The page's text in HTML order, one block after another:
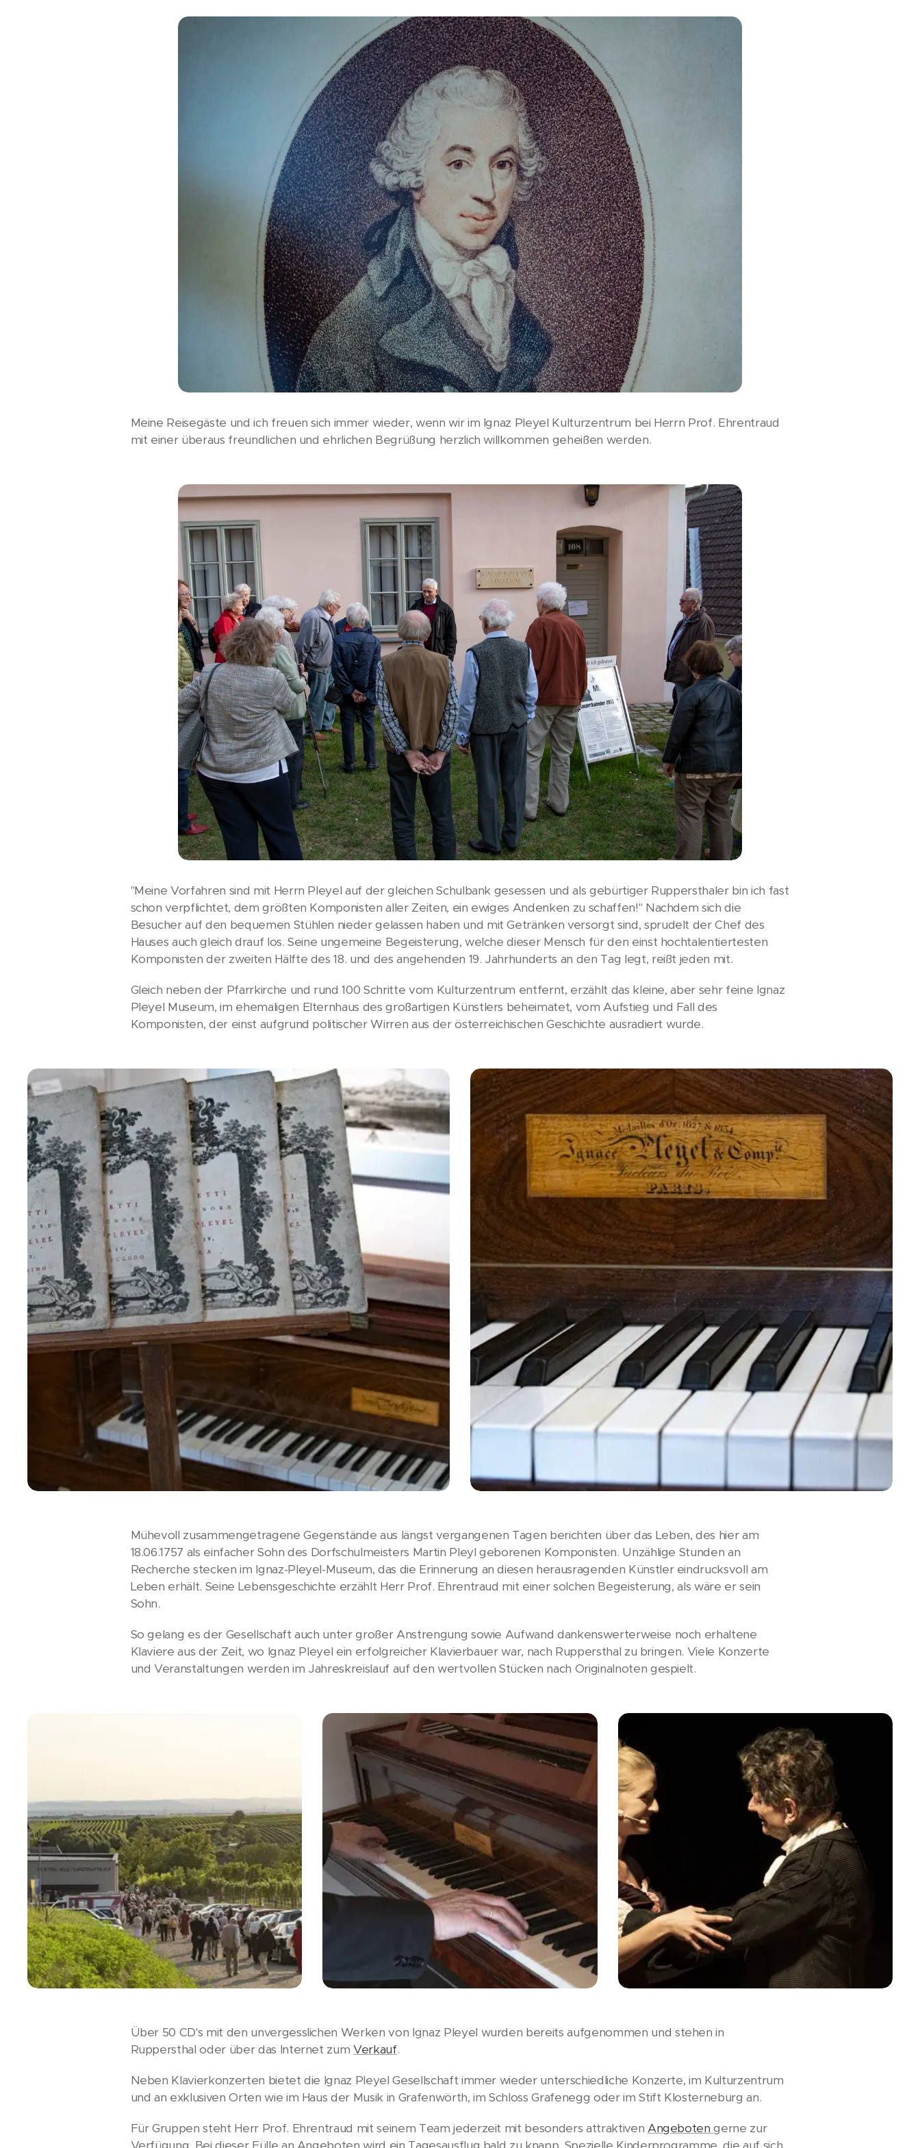
Meine Reisegäste und ich freuen sich immer wieder, wenn wir im Ignaz Pleyel Kulturzentrum bei Herrn Prof. Ehrentraud
mit einer überaus freundlichen und ehrlichen Begrüßung herzlich willkommen geheißen werden.
"Meine Vorfahren sind mit Herrn Pleyel auf der gleichen Schulbank gesessen und als gebürtiger Ruppersthaler bin ich fast
schon verpflichtet, dem größten Komponisten aller Zeiten, ein ewiges Andenken zu schaffen!" Nachdem sich die
Besucher auf den bequemen Stühlen nieder gelassen haben und mit Getränken versorgt sind, sprudelt der Chef des
Hauses auch gleich drauf los. Seine ungemeine Begeisterung, welche dieser Mensch für den einst hochtalentiertesten
Komponisten der zweiten Hälfte des 18. und des angehenden 19. Jahrhunderts an den Tag legt, reißt jeden mit.
Gleich neben der Pfarrkirche und rund 100 Schritte vom Kulturzentrum entfernt, erzählt das kleine, aber sehr feine Ignaz
Pleyel Museum, im ehemaligen Elternhaus des großartigen Künstlers beheimatet, vom Aufstieg und Fall des
Komponisten, der einst aufgrund politischer Wirren aus der österreichischen Geschichte ausradiert wurde.
Mühevoll zusammengetragene Gegenstände aus längst vergangenen Tagen berichten über das Leben, des hier am
18.06.1757 als einfacher Sohn des Dorfschulmeisters Martin Pleyl geborenen Komponisten. Unzählige Stunden an
Recherche stecken im Ignaz-Pleyel-Museum, das die Erinnerung an diesen herausragenden Künstler eindrucksvoll am
Leben erhält. Seine Lebensgeschichte erzählt Herr Prof. Ehrentraud mit einer solchen Begeisterung, als wäre er sein
Sohn.
So gelang es der Gesellschaft auch unter großer Anstrengung sowie Aufwand dankenswerterweise noch erhaltene
Klaviere aus der Zeit, wo Ignaz Pleyel ein erfolgreicher Klavierbauer war, nach Ruppersthal zu bringen. Viele Konzerte
und Veranstaltungen werden im Jahreskreislauf auf den wertvollen Stücken nach Originalnoten gespielt.
Über 50 CD's mit den unvergesslichen Werken von Ignaz Pleyel wurden bereits aufgenommen und stehen in
Ruppersthal oder über das Internet zumVerkauf.
Neben Klavierkonzerten bietet die Ignaz Pleyel Gesellschaft immer wieder unterschiedliche Konzerte, im Kulturzentrum
und an exklusiven Orten wie im Haus der Musik in Grafenwörth, im Schloss Grafenegg oder im Stift Klosterneburg an.
Für Gruppen steht Herr Prof. Ehrentraud mit seinem Team jederzeit mit besonders attraktiven Angebotengerne zur